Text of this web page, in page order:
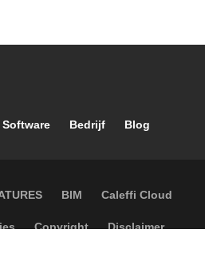
Software Bedrijf Blog
BIM Caleffi Cloud
Copyright Disclaimer